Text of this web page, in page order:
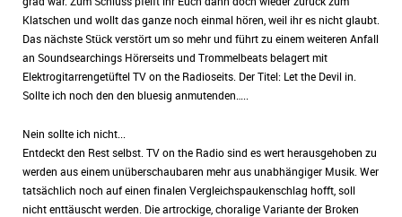
Klatschen und wollt das ganze noch einmal hören, weil ihr es nicht glaubt.
Das nächste Stück verstört um so mehr und führt zu einem weiteren Anfall
an Soundsearchings Hörerseits und Trommelbeats belagert mit
Elektrogitarrengetüftel TV on the Radioseits. Der Titel: Let the Devil in.
Sollte ich noch den den bluesig anmutenden…..
Nein sollte ich nicht...
Entdeckt den Rest selbst. TV on the Radio sind es wert herausgehoben zu
werden aus einem unüberschaubaren mehr aus unabhängiger Musik. Wer
tatsächlich noch auf einen finalen Vergleichspaukenschlag hofft, soll
nicht enttäuscht werden. Die artrockige, choralige Variante der Broken